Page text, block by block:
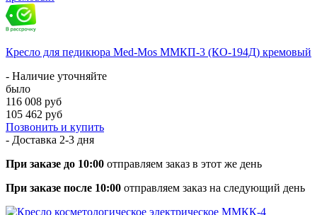
Кресло для педикюра Med-Mos ММКП-3 (КО-194Д) кремовый
- Наличие уточняйте
было
116 008 руб
105 462 руб
Позвонить и купить
- Доставка 2-3 дня
При заказе до 10:00 отправляем заказ в этот же день
При заказе после 10:00 отправляем заказ на следующий день